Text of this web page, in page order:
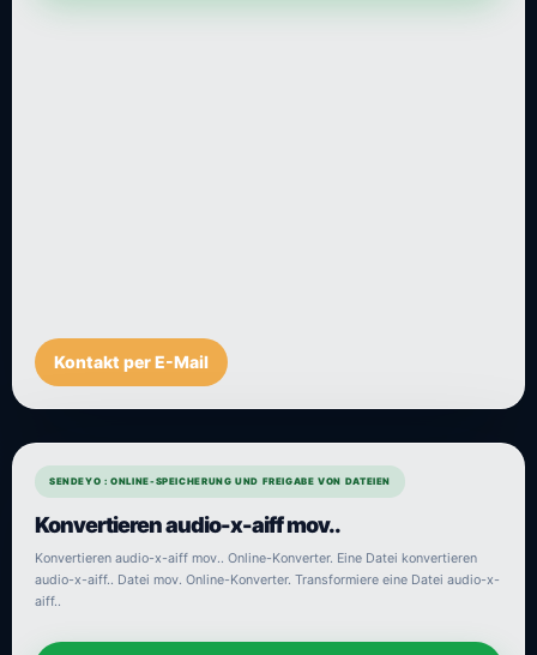
Kontakt per E-Mail
SENDEYO : ONLINE-SPEICHERUNG UND FREIGABE VON DATEIEN
Konvertieren audio-x-aiff mov..
Konvertieren audio-x-aiff mov.. Online-Konverter. Eine Datei konvertieren
audio-x-aiff.. Datei mov. Online-Konverter. Transformiere eine Datei audio-x-
aiff..